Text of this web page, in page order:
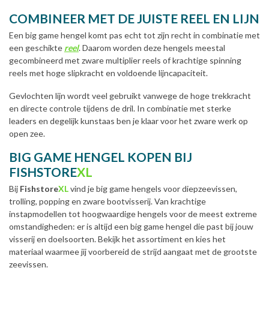
COMBINEER MET DE JUISTE REEL EN LIJN
Een big game hengel komt pas echt tot zijn recht in combinatie met
een geschikte reel. Daarom worden deze hengels meestal
gecombineerd met zware multiplier reels of krachtige spinning
reels met hoge slipkracht en voldoende lijncapaciteit.
Gevlochten lijn wordt veel gebruikt vanwege de hoge trekkracht
en directe controle tijdens de dril. In combinatie met sterke
leaders en degelijk kunstaas ben je klaar voor het zware werk op
open zee.
BIG GAME HENGEL KOPEN BIJ
FISHSTOREXL
Bij FishstoreXLvind je big game hengels voor diepzeevissen,
trolling, popping en zware bootvisserij. Van krachtige
instapmodellen tot hoogwaardige hengels voor de meest extreme
omstandigheden: er is altijd een big game hengel die past bij jouw
visserij en doelsoorten. Bekijk het assortiment en kies het
materiaal waarmee jij voorbereid de strijd aangaat met de grootste
zeevissen.